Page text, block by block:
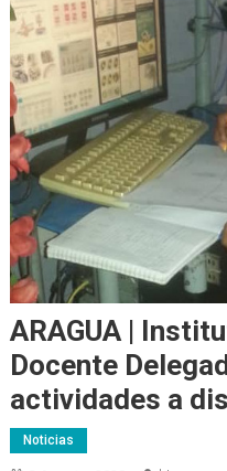
ARAGUA |
Docente
actividades a
Noticias